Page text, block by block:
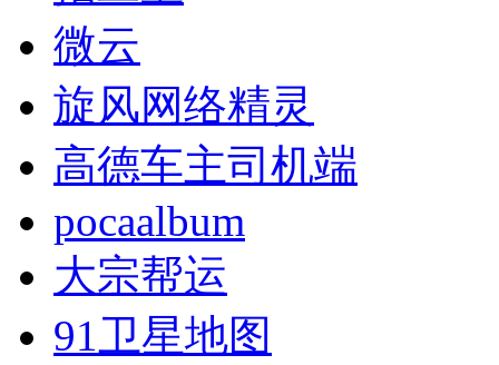
微云
旋风网络精灵
高德车主司机端
pocaalbum
大宗帮运
91卫星地图